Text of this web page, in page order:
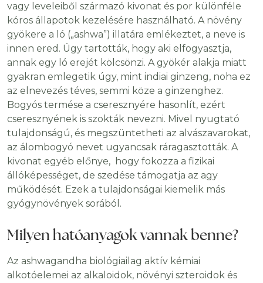
vagy leveleiből származó kivonat és por különféle
kóros állapotok kezelésére használható. A növény
gyökere a ló („ashwa”) illatára emlékeztet, a neve is
innen ered. Úgy tartották, hogy aki elfogyasztja,
annak egy ló erejét kölcsönzi. A gyökér alakja miatt
gyakran emlegetik úgy, mint indiai ginzeng, noha ez
az elnevezés téves, semmi köze a ginzenghez.
Bogyós termése a cseresznyére hasonlít, ezért
cseresznyének is szokták nevezni. Mivel nyugtató
tulajdonságú, és megszüntetheti az alvászavarokat,
az álombogyó nevet ugyancsak ráragasztották. A
kivonat egyéb előnye, hogy fokozza a fizikai
állóképességet, de szedése támogatja az agy
működését. Ezek a tulajdonságai kiemelik más
gyógynövények sorából.
Milyen hatóanyagok vannak benne?
Az ashwagandha biológiailag aktív kémiai
alkotóelemei az alkaloidok, növényi szteroidok és